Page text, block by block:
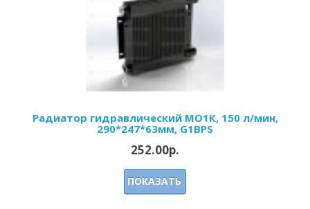
Радиатор гидравлический МО1К, 150 л/мин,
290*247*63мм, G1BPS
252.00р.
ПОКАЗАТЬ